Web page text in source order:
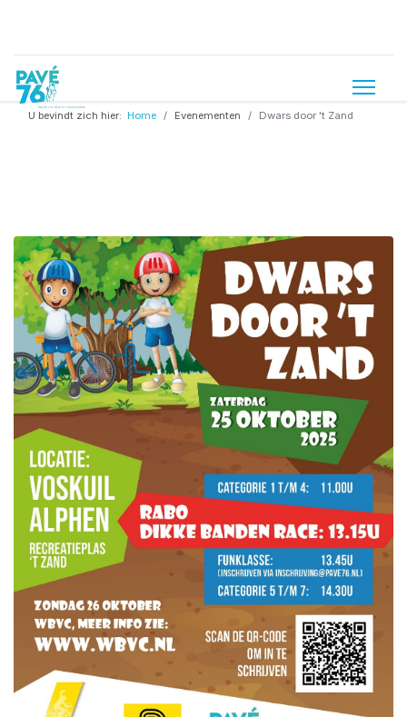
U bevindt zich hier: Home Evenementen Dwars door 't Zand